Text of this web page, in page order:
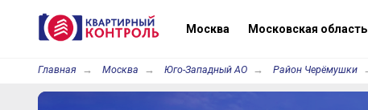
Москва Московская область
Главная Москва Юго-Западный АО Район Черёмушки